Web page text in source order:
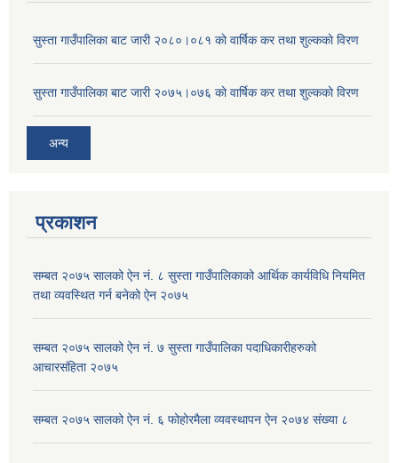
सुस्ता गाउँपालिका बाट जारी २०८०।०८१ काे वार्षिक कर तथा शुल्ककाे विरण
सुस्ता गाउँपालिका बाट जारी २०७५।०७६ काे वार्षिक कर तथा शुल्ककाे विरण
अन्य
प्रकाशन
सम्बत २०७५ सालको ऐन नं. ८ सुस्ता गाउँपालिकाको आर्थिक कार्यविधि नियमित
तथा व्यवस्थित गर्न बनेको ऐन २०७५
सम्बत २०७५ सालको ऐन नं. ७ सुस्ता गाउँपालिका पदाधिकारीहरुको
आचारसंहिता २०७५
सम्बत २०७५ सालको ऐन नं. ६ फोहोरमैला व्यवस्थापन ऐन २०७४ संख्या ८